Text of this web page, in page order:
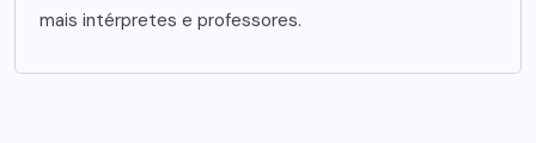
mais intérpretes e professores.